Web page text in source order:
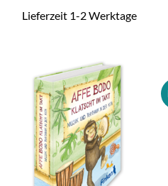
Lieferzeit 1-2 Werktage